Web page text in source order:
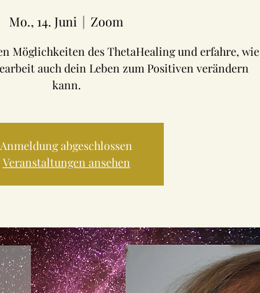
Mo., 14. Juni
  |
Zoom
Möglichkeiten des ThetaHealing und erfahre, wie
auch dein Leben zum Positiven verändern
kann.
Anmeldung abgeschlossen
Veranstaltungen ansehen